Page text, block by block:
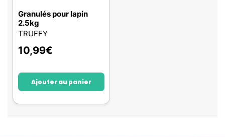
Granulés pour lapin
2.5kg
TRUFFY
10,99€
Ajouter au panier